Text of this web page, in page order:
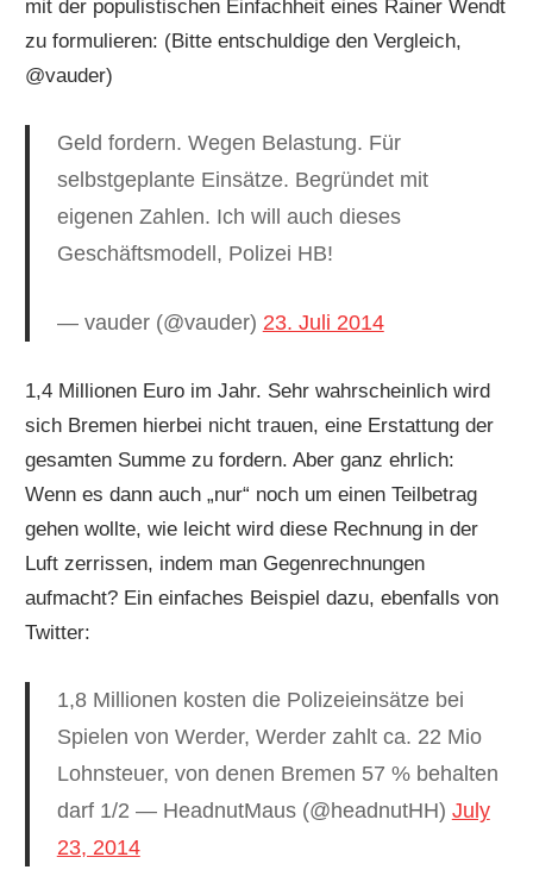
mit der populistischen Einfachheit eines Rainer Wendt
zu formulieren: (Bitte entschuldige den Vergleich,
@vauder)
Geld fordern. Wegen Belastung. Für
selbstgeplante Einsätze. Begründet mit
eigenen Zahlen. Ich will auch dieses
Geschäftsmodell, Polizei HB!
— vauder (@vauder) 23. Juli 2014
1,4 Millionen Euro im Jahr. Sehr wahrscheinlich wird
sich Bremen hierbei nicht trauen, eine Erstattung der
gesamten Summe zu fordern. Aber ganz ehrlich:
Wenn es dann auch „nur“ noch um einen Teilbetrag
gehen wollte, wie leicht wird diese Rechnung in der
Luft zerrissen, indem man Gegenrechnungen
aufmacht? Ein einfaches Beispiel dazu, ebenfalls von
Twitter:
1,8 Millionen kosten die Polizeieinsätze bei
Spielen von Werder, Werder zahlt ca. 22 Mio
Lohnsteuer, von denen Bremen 57 % behalten
darf 1/2 — HeadnutMaus (@headnutHH) July
23, 2014